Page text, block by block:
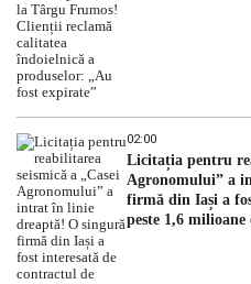
02:00
Licitația pentru
Agronomului” a
firmă din Iași a
peste 1,6 milioane